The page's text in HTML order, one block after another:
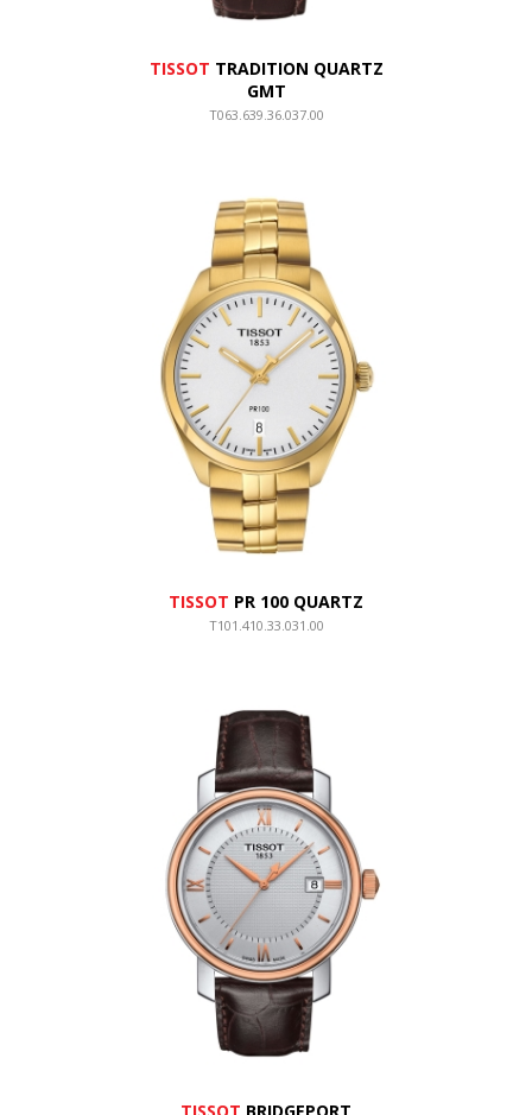
TISSOT TRADITION QUARTZ
GMT
T063.639.36.037.00
TISSOT PR 100 QUARTZ
T101.410.33.031.00